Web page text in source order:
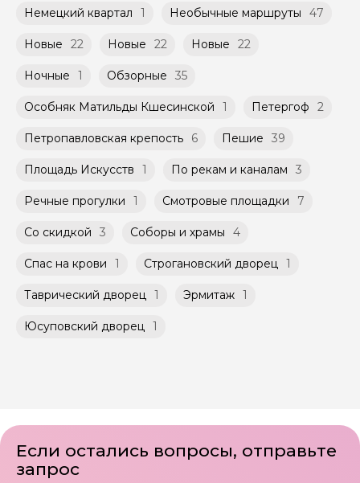
Немецкий квартал 1 Необычные маршруты 47
Новые 22 Новые 22 Новые 22
Ночные 1 Обзорные 35
Особняк Матильды Кшесинской 1 Петергоф 2
Петропавловская крепость 6 Пешие 39
Площадь Искусств 1 По рекам и каналам 3
Речные прогулки 1 Смотровые площадки 7
Со скидкой 3 Соборы и храмы 4
Спас на крови 1 Строгановский дворец 1
Таврический дворец 1 Эрмитаж 1
Юсуповский дворец 1
Если остались вопросы, отправьте
запрос